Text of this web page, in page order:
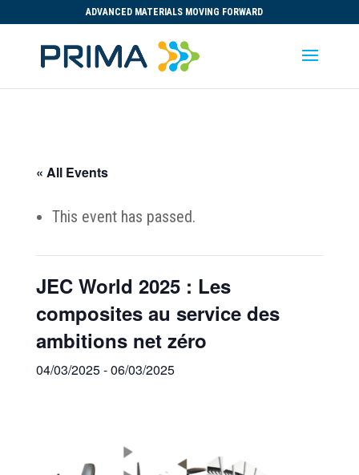
ADVANCED MATERIALS MOVING FORWARD
« All Events
This event has passed.
JEC World 2025 : Les
composites au service des
ambitions net zéro
04/03/2025-06/03/2025